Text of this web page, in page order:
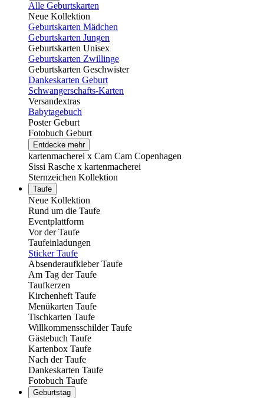
Alle Geburtskarten
Neue Kollektion
Geburtskarten Mädchen
Geburtskarten Jungen
Geburtskarten Unisex
Geburtskarten Zwillinge
Geburtskarten Geschwister
Dankeskarten Geburt
Schwangerschafts-Karten
Versandextras
Babytagebuch
Poster Geburt
Fotobuch Geburt
Entdecke mehr
kartenmacherei x Cam Cam Copenhagen
Sissi Rasche x kartenmacherei
Sternzeichen Kollektion
Taufe
Neue Kollektion
Rund um die Taufe
Eventplattform
Vor der Taufe
Taufeinladungen
Sticker Taufe
Absenderaufkleber Taufe
Am Tag der Taufe
Taufkerzen
Kirchenheft Taufe
Menükarten Taufe
Tischkarten Taufe
Willkommensschilder Taufe
Gästebuch Taufe
Kartenbox Taufe
Nach der Taufe
Dankeskarten Taufe
Fotobuch Taufe
Geburtstag